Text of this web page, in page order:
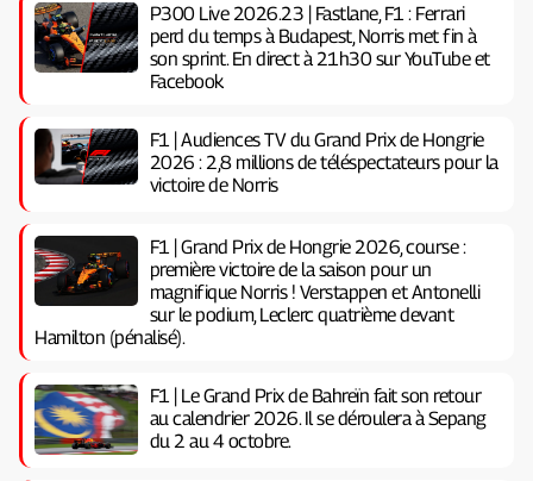
P300 Live 2026.23 | Fastlane, F1 : Ferrari
perd du temps à Budapest, Norris met fin à
son sprint. En direct à 21h30 sur YouTube et
Facebook
F1 | Audiences TV du Grand Prix de Hongrie
2026 : 2,8 millions de téléspectateurs pour la
victoire de Norris
F1 | Grand Prix de Hongrie 2026, course :
première victoire de la saison pour un
magnifique Norris ! Verstappen et Antonelli
sur le podium, Leclerc quatrième devant
Hamilton (pénalisé).
F1 | Le Grand Prix de Bahreïn fait son retour
au calendrier 2026. Il se déroulera à Sepang
du 2 au 4 octobre.